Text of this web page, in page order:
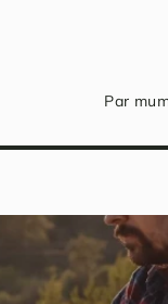
Par